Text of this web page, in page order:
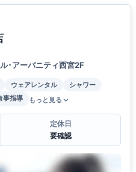
･アーバニティ西宮2F
ウェアレンタル
シャワー
事指導 もっと見る
定休日
要確認